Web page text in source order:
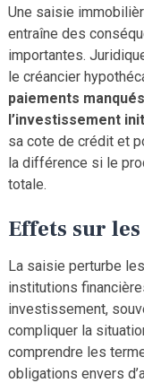
Une saisie
entraîne des
importantes.
le créancier
paiements manqués
l’investissement
sa cote de crédit et
la différence si le
totale.
Effets sur
La saisie perturbe
institutions
investissement,
compliquer la
comprendre les
obligations envers